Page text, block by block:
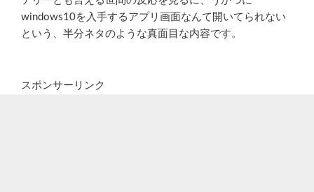
windows10を入手するアプリ画面なんて開いてられない
という、半分ネタのような真面目な内容です。
スポンサーリンク